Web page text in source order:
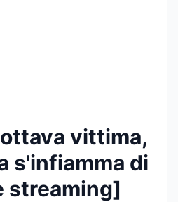
vittima,
s'infiamma di
streaming]